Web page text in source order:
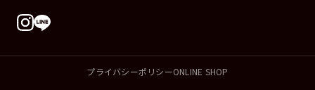
プライバシーポリシーONLINE SHOP